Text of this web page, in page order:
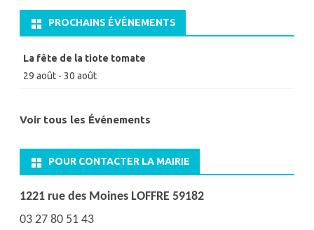
PROCHAINS ÉVÉNEMENTS
La fête de la tiote tomate
29 août - 30 août
Voir tous les Événements
POUR CONTACTER LA MAIRIE
1221 rue des Moines LOFFRE 59182
03 27 80 51 43